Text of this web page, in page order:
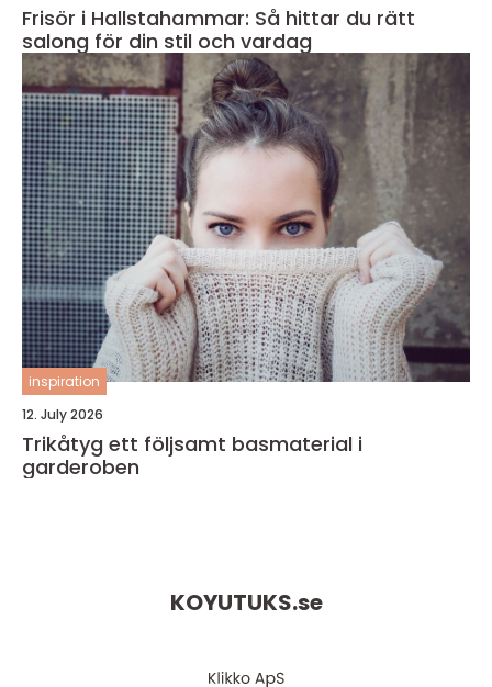
Frisör i Hallstahammar: Så hittar du rätt
salong för din stil och vardag
inspiration
12. July 2026
Trikåtyg ett följsamt basmaterial i
garderoben
KOYUTUKS.se